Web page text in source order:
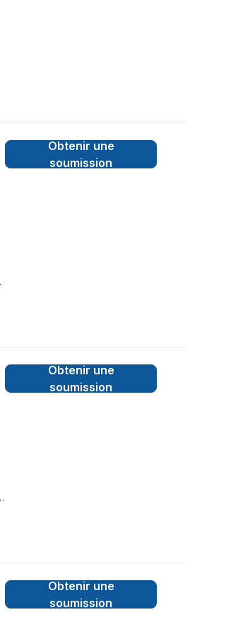
Obtenir une
soumission
Obtenir une
soumission
Obtenir une
soumission